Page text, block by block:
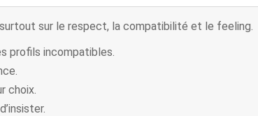
sur le respect, la compatibilité et le feeling.
profils incompatibles.
choix.